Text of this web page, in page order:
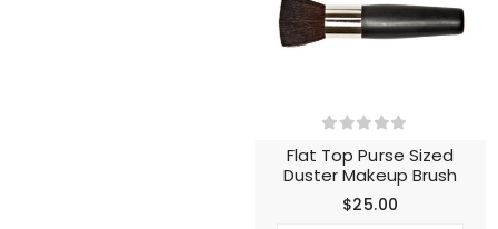
Flat Top Purse Sized
Duster Makeup Brush
$25.00